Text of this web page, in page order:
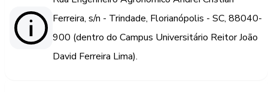
Ferreira, s/n - Trindade, Florianópolis - SC, 88040-
900 (dentro do Campus Universitário Reitor João
David Ferreira Lima).